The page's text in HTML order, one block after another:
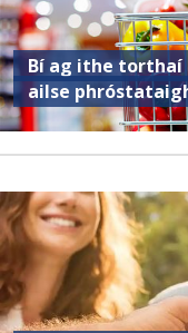
Bí ag ithe torthaí
ailse